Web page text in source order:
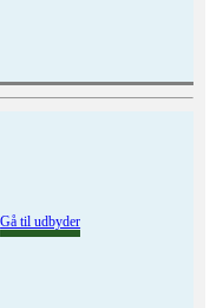
Gå til udbyder